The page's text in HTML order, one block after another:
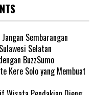
Jangan Sembarangan
Selatan
BuzzSumo
Kere Solo yang Membuat